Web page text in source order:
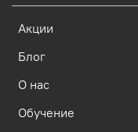
Акции
Блог
О нас
Обучение